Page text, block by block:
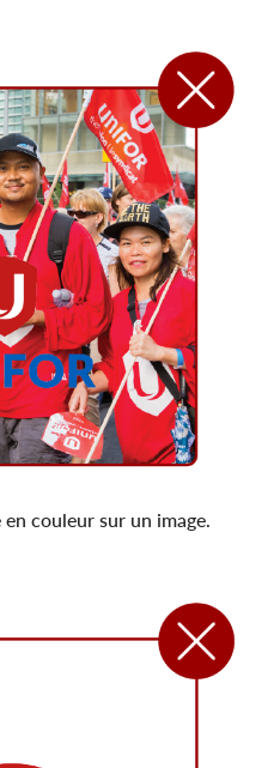
couleur sur un image.